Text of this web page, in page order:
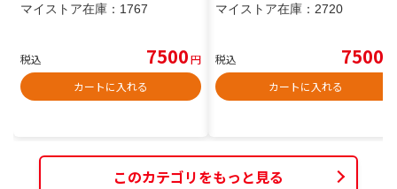
マイストア在庫： 1767
税込 7500円
カートに入れる
マイストア在庫： 2720
税込 7500
カートに入れる
このカテゴリをもっと見る